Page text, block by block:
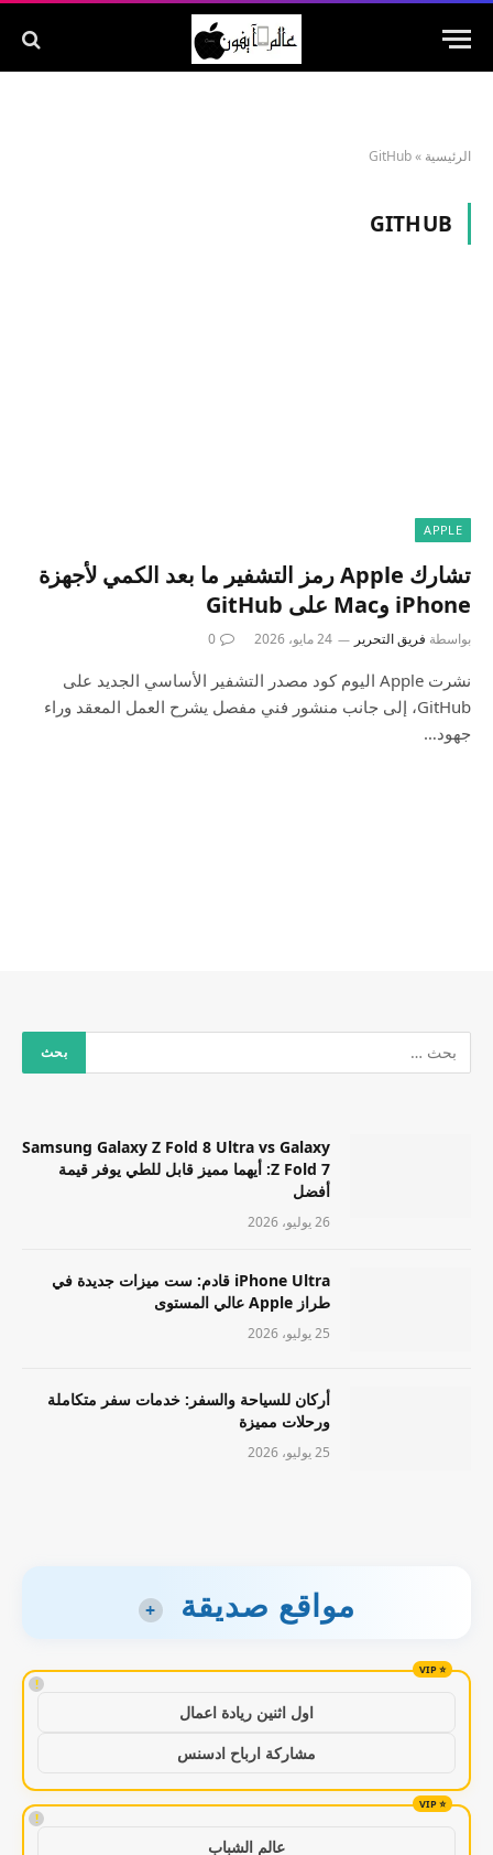
الرئيسية »
GitHub
GITHUB
APPLE
تشارك Apple رمز التشفير ما بعد الكمي لأجهزة
iPhone وMac على GitHub
بواسطة فريق التحرير 24 مايو، 2026 0
نشرت Apple اليوم كود مصدر التشفير الأساسي الجديد على
GitHub، إلى جانب منشور فني مفصل يشرح العمل المعقد وراء
جهود…
Samsung Galaxy Z Fold 8 Ultra vs Galaxy
Z Fold 7: أيهما مميز قابل للطي يوفر قيمة
أفضل
26 يوليو، 2026
iPhone Ultra قادم: ست ميزات جديدة في
طراز Apple عالي المستوى
25 يوليو، 2026
أركان للسياحة والسفر: خدمات سفر متكاملة
ورحلات مميزة
25 يوليو، 2026
مواقع صديقة +
!
اول اثنين ريادة اعمال
مشاركة ارباح ادسنس
!
عالم الشباب